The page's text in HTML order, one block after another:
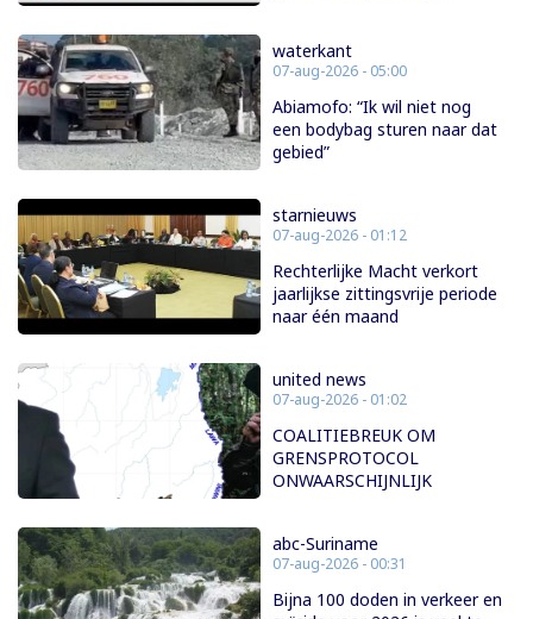
waterkant
07-aug-2026 - 05:00
Abiamofo: “Ik wil niet nog
een bodybag sturen naar dat
gebied”
starnieuws
07-aug-2026 - 01:12
Rechterlijke Macht verkort
jaarlijkse zittingsvrije periode
naar één maand
united news
07-aug-2026 - 01:02
COALITIEBREUK OM
GRENSPROTOCOL
ONWAARSCHIJNLIJK
abc-Suriname
07-aug-2026 - 00:31
Bijna 100 doden in verkeer en